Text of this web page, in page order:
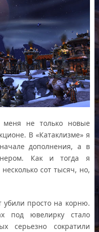
меня не только новые
В «Катаклизме» я
дополнения, а в
Как и тогда я
сот тысяч, но,
убили просто на корню.
под ювелирку стало
серьезно сократили